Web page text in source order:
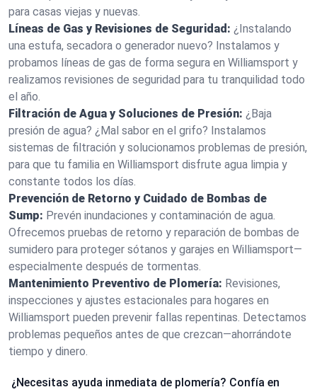
para casas viejas y nuevas.
Líneas de Gas y Revisiones de Seguridad: ¿Instalando
una estufa, secadora o generador nuevo? Instalamos y
probamos líneas de gas de forma segura en Williamsport y
realizamos revisiones de seguridad para tu tranquilidad todo
el año.
Filtración de Agua y Soluciones de Presión: ¿Baja
presión de agua? ¿Mal sabor en el grifo? Instalamos
sistemas de filtración y solucionamos problemas de presión,
para que tu familia en Williamsport disfrute agua limpia y
constante todos los días.
Prevención de Retorno y Cuidado de Bombas de
Sump: Prevén inundaciones y contaminación de agua.
Ofrecemos pruebas de retorno y reparación de bombas de
sumidero para proteger sótanos y garajes en Williamsport—
especialmente después de tormentas.
Mantenimiento Preventivo de Plomería: Revisiones,
inspecciones y ajustes estacionales para hogares en
Williamsport pueden prevenir fallas repentinas. Detectamos
problemas pequeños antes de que crezcan—ahorrándote
tiempo y dinero.
¿Necesitas ayuda inmediata de plomería? Confía en